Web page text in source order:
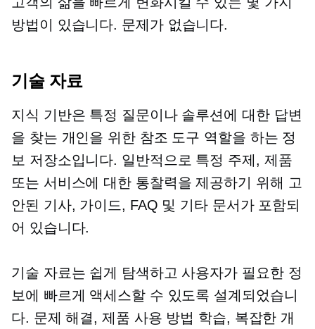
방법이 있습니다. 문제가 없습니다.
기술 자료
지식 기반은 특정 질문이나 솔루션에 대한 답변
을 찾는 개인을 위한 참조 도구 역할을 하는 정
보 저장소입니다. 일반적으로 특정 주제, 제품
또는 서비스에 대한 통찰력을 제공하기 위해 고
안된 기사, 가이드, FAQ 및 기타 문서가 포함되
어 있습니다.
기술 자료는 쉽게 탐색하고 사용자가 필요한 정
보에 빠르게 액세스할 수 있도록 설계되었습니
다. 문제 해결, 제품 사용 방법 학습, 복잡한 개